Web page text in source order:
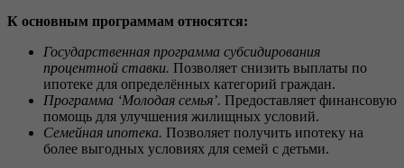
К основным программам относятся:
Государственная программа субсидирования
процентной ставки. Позволяет снизить выплаты по
ипотеке для определённых категорий граждан.
Программа ‘Молодая семья’. Предоставляет финансовую
помощь для улучшения жилищных условий.
Семейная ипотека. Позволяет получить ипотеку на
более выгодных условиях для семей с детьми.